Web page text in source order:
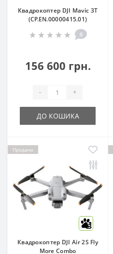
Квадрокоптер DJI Mavic 3T
(CP.EN.00000415.01)
0
156 600 грн.
- +
ДО КОШИКА
Продано
3
Квадрокоптер DJI Air 2S Fly
More Combo